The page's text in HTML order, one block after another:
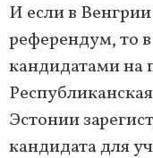
И если в
референдум, то
кандидатами на
Эстонии
кандидата для